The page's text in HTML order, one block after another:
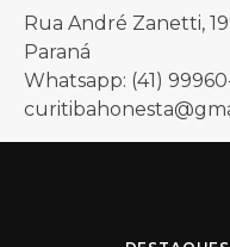
Rua André Zanetti,
Paraná
Whatsapp: (41)